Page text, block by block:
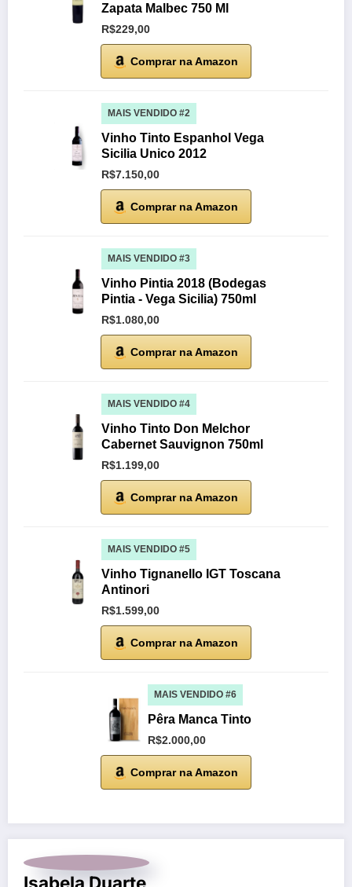
Zapata Malbec 750 Ml
R$229,00
Comprar na Amazon
MAIS VENDIDO #2
Vinho Tinto Espanhol Vega
Sicilia Unico 2012
R$7.150,00
Comprar na Amazon
MAIS VENDIDO #3
Vinho Pintia 2018 (Bodegas
Pintia - Vega Sicilia) 750ml
R$1.080,00
Comprar na Amazon
MAIS VENDIDO #4
Vinho Tinto Don Melchor
Cabernet Sauvignon 750ml
R$1.199,00
Comprar na Amazon
MAIS VENDIDO #5
Vinho Tignanello IGT Toscana
Antinori
R$1.599,00
Comprar na Amazon
MAIS VENDIDO #6
Pêra Manca Tinto
R$2.000,00
Comprar na Amazon
Isabela Duarte